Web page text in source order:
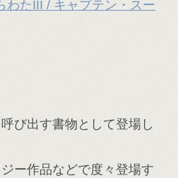
わたIII / キャプテン・スー
び出す書物として登場し
ー作品などで度々登場す